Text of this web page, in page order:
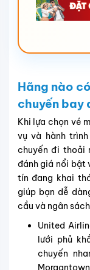
Hãng nào
chuyến bay
Khi lựa chọn vé
vụ và hành
chuyến đi thoải
đánh giá nổi bật
tín đang khai
giúp bạn dễ
cầu và ngân
United
lưới phủ
chuyến